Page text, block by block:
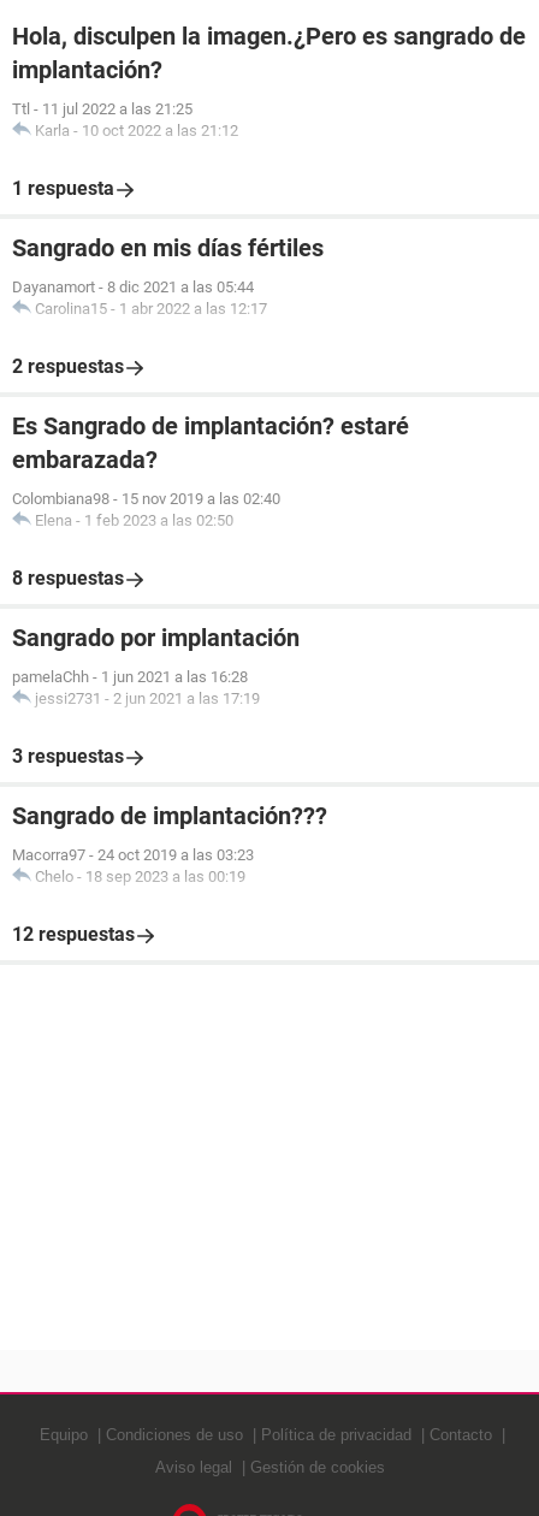
Hola, disculpen la imagen.¿Pero es sangrado de
implantación?
Ttl - 11 jul 2022 a las 21:25
Karla - 10 oct 2022 a las 21:12
1 respuesta
Sangrado en mis días fértiles
Dayanamort - 8 dic 2021 a las 05:44
Carolina15 - 1 abr 2022 a las 12:17
2 respuestas
Es Sangrado de implantación? estaré
embarazada?
Colombiana98 - 15 nov 2019 a las 02:40
Elena - 1 feb 2023 a las 02:50
8 respuestas
Sangrado por implantación
pamelaChh - 1 jun 2021 a las 16:28
jessi2731 - 2 jun 2021 a las 17:19
3 respuestas
Sangrado de implantación???
Macorra97 - 24 oct 2019 a las 03:23
Chelo - 18 sep 2023 a las 00:19
12 respuestas
Equipo Condiciones de uso Política de privacidad
Contacto
Aviso legal
Gestión de cookies